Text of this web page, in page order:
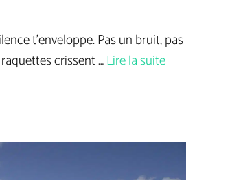
t’enveloppe. Pas un bruit, pas
crissent …Lire la suite